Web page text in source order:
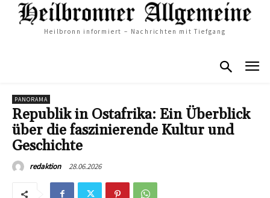
Heilbronn informiert – Nachrichten mit Tiefgang
PANORAMA
Republik in Ostafrika: Ein Überblick
über die faszinierende Kultur und
Geschichte
redaktion 28.06.2026